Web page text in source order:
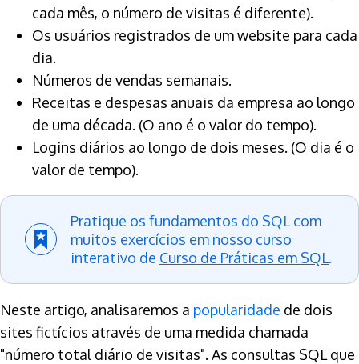
cada mês, o número de visitas é diferente).
Os usuários registrados de um website para cada
dia.
Números de vendas semanais.
Receitas e despesas anuais da empresa ao longo
de uma década. (O ano é o valor do tempo).
Logins diários ao longo de dois meses. (O dia é o
valor de tempo).
Pratique os fundamentos do SQL com
muitos exercícios em nosso curso
interativo de Curso de Práticas em SQL.
Neste artigo, analisaremos a popularidade de dois
sites fictícios através de uma medida chamada
"número total diário de visitas". As consultas SQL que